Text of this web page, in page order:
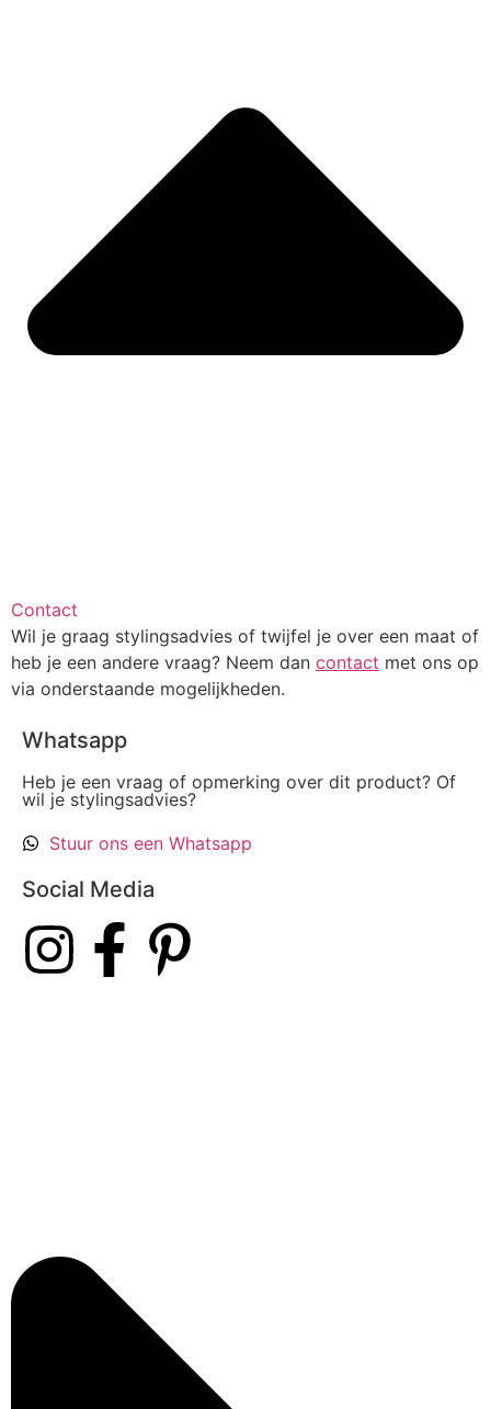
Contact
Wil je graag stylingsadvies of twijfel je over een maat of
heb je een andere vraag? Neem dan contact met ons op
via onderstaande mogelijkheden.
Whatsapp
Heb je een vraag of opmerking over dit product? Of
wil je stylingsadvies?
Stuur ons een Whatsapp
Social Media